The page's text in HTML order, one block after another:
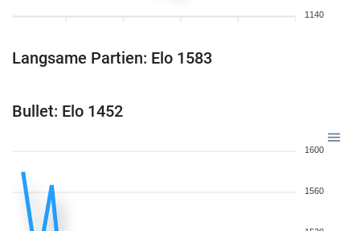
1140
Langsame Partien: Elo 1583
Bullet: Elo 1452
1600
1560